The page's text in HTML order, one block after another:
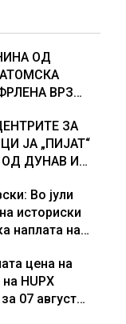
ОД
ВРЗ
од екипажот
„Енола Геј“ и
го
овој настан
текот
ЗА
ЈА „ПИЈАТ“
ОД ДУНАВ И
е лидер во
бројот на
центри за
Во јули
историски
наплата на
денари –
систем што
резултати
цена на
на HUPX
07 август